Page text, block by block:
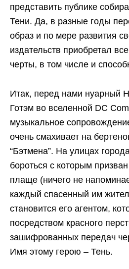
представить публике
Тени. Да, в разные годы
образ и по мере развития
издательств приобретал
черты, в том числе и
Итак, перед нами нуарный
Готэм во вселенной DC
музыкальное
очень смахивает на
“Бэтмена”. На улицах
бороться с которым
плаще (ничего не
каждый спасенный им
становится его агентом,
посредством красного
зашифрованных передач
Имя этому герою – Тень.